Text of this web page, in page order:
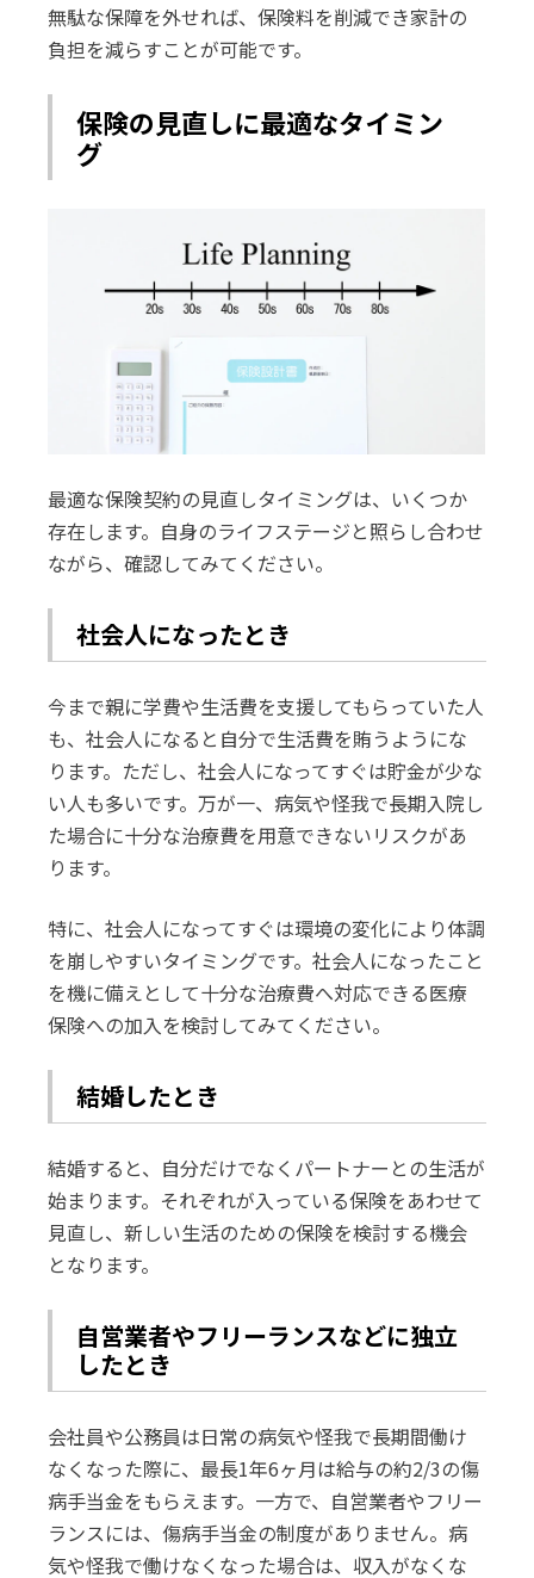
無駄な保障を外せれば、保険料を削減でき家計の
負担を減らすことが可能です。
保険の見直しに最適なタイミン
グ
最適な保険契約の見直しタイミングは、いくつか
存在します。自身のライフステージと照らし合わせ
ながら、確認してみてください。
社会人になったとき
今まで親に学費や生活費を支援してもらっていた人
も、社会人になると自分で生活費を賄うようにな
ります。ただし、社会人になってすぐは貯金が少な
い人も多いです。万が一、病気や怪我で長期入院し
た場合に十分な治療費を用意できないリスクがあ
ります。
特に、社会人になってすぐは環境の変化により体調
を崩しやすいタイミングです。社会人になったこと
を機に備えとして十分な治療費へ対応できる医療
保険への加入を検討してみてください。
結婚したとき
結婚すると、自分だけでなくパートナーとの生活が
始まります。それぞれが入っている保険をあわせて
見直し、新しい生活のための保険を検討する機会
となります。
自営業者やフリーランスなどに独立
したとき
会社員や公務員は日常の病気や怪我で長期間働け
なくなった際に、最長1年6ヶ月は給与の約2/3の傷
病手当金をもらえます。一方で、自営業者やフリー
ランスには、傷病手当金の制度がありません。病
気や怪我で働けなくなった場合は、収入がなくな